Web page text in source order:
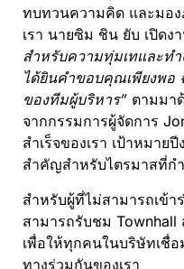
ทบทวนความคิด และมอ
เรา นายซิม ชิน ยับ เปิดง
สำหรับความทุ่มเทและ
ได้ยินคำขอบคุณเพียงพ
ของทีมผู้บริหาร” ตามมา
จากกรรมการผู้จัดการ
สำเร็จของเรา เป้าหมา
สำคัญสำหรับไตรมาสที่ก
สำหรับผู้ที่ไม่สามารถเข้า
สามารถรับชม Townhall
เพื่อให้ทุกคนในบริษัทเชื่
ทางร่วมกันของเรา